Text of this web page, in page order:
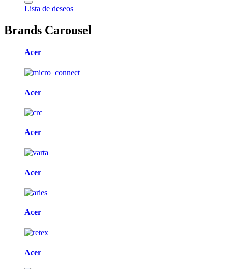
Lista de deseos
Brands Carousel
Acer
Acer
Acer
Acer
Acer
Acer